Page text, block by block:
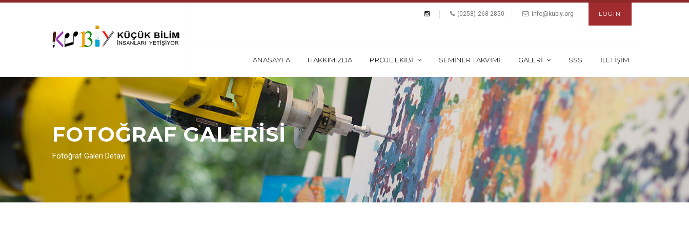
(0258) 268 2850 info@kubiy.org LOGIN
ANASAYFA HAKKIMIZDA PROJE EKİBİ SEMİNER TAKVİMİ GALERİ SSS İLETİŞİM
FOTOĞRAF GALERİSİ
Fotoğraf Galeri Detayı